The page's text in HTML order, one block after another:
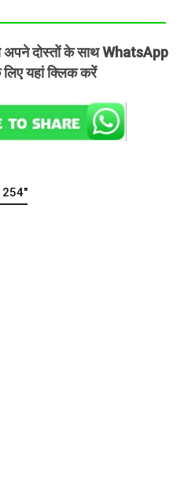
अपने दोस्तों के साथ WhatsApp
यहां क्लिक करें
254"